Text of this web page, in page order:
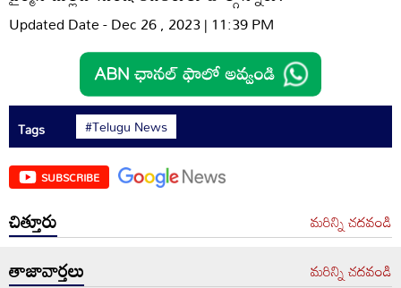
Updated Date - Dec 26 , 2023 | 11:39 PM
Tags #Telugu News
SUBSCRIBE
చిత్తూరు మరిన్ని చదవండి
తాజావార్తలు మరిన్ని చదవండి